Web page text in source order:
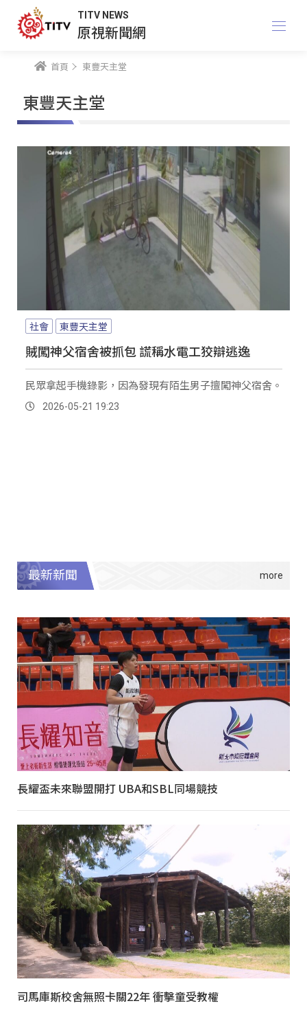
TITV NEWS
原視新聞網
首頁 東豐天主堂
東豐天主堂
社會 東豐天主堂
賊闖神父宿舍被抓包 謊稱水電工狡辯逃逸
民眾拿起手機錄影，因為發現有陌生男子擅闖神父宿舍。
2026-05-21 19:23
最新新聞
長耀盃未來聯盟開打 UBA和SBL同場競技
司馬庫斯校舍無照卡關22年 衝擊童受教權